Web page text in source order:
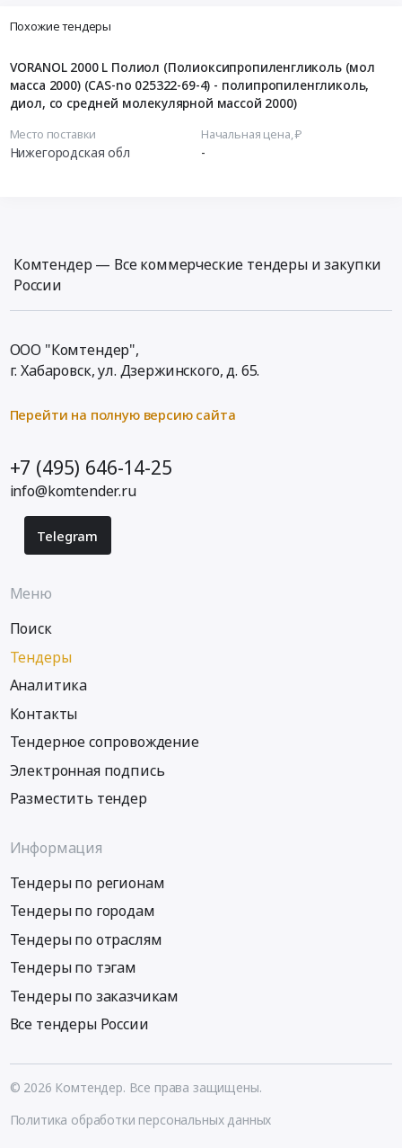
Похожие тендеры
VORANOL 2000 L Полиол (Полиоксипропиленгликоль (мол
масса 2000) (CAS-no 025322-69-4) - полипропиленгликоль,
диол, со средней молекулярной массой 2000)
Место поставки
Нижегородская обл
Начальная цена, ₽
-
Комтендер — Все коммерческие тендеры и закупки
России
ООО "Комтендер",
г. Хабаровск,ул. Дзержинского, д. 65.
Перейти на полную версию сайта
+7 (495) 646-14-25
info@komtender.ru
Telegram
Меню
Поиск
Тендеры
Аналитика
Контакты
Тендерное сопровождение
Электронная подпись
Разместить тендер
Информация
Тендеры по регионам
Тендеры по городам
Тендеры по отраслям
Тендеры по тэгам
Тендеры по заказчикам
Все тендеры России
© 2026 Комтендер. Все права защищены.
Политика обработки персональных данных